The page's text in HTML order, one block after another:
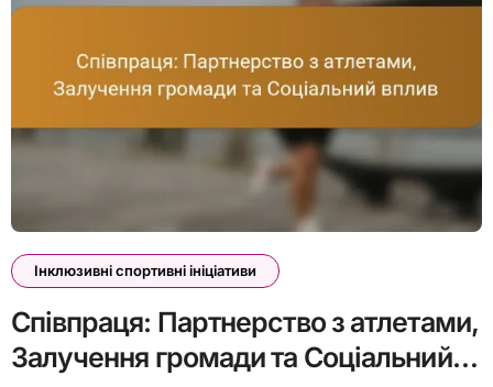
Інклюзивні спортивні ініціативи
Співпраця: Партнерство з атлетами,
Залучення громади та Соціальний